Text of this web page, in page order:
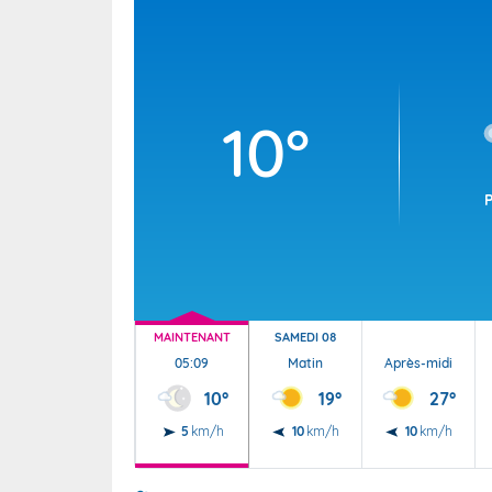
10°
MAINTENANT
05:09
10°
5 km/h
SAMEDI 08
Matin
19°
10 km/h
Après-midi
27°
10 km/h